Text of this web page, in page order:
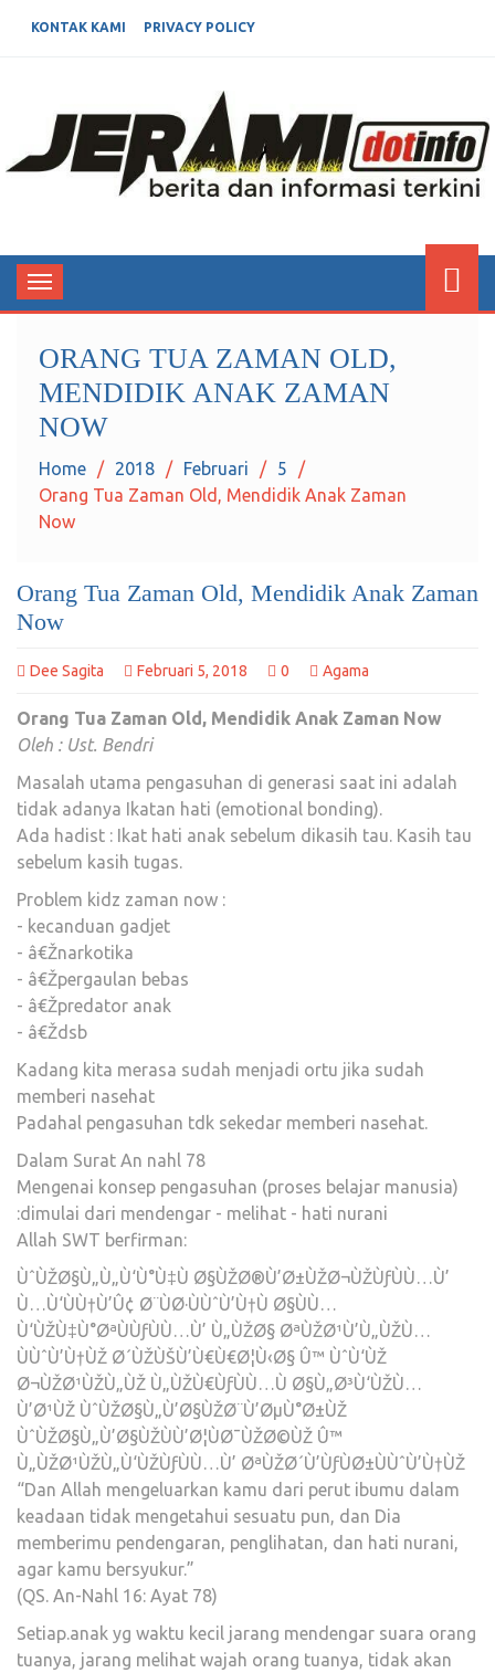
KONTAK KAMI PRIVACY POLICY
JERAMIDOTINFO
Toggle
navigation
ORANG TUA ZAMAN OLD,
MENDIDIK ANAK ZAMAN
NOW
Home 2018 Februari
5
Orang Tua Zaman Old, Mendidik Anak Zaman
Now
Orang Tua Zaman Old, Mendidik Anak Zaman
Now
Dee Sagita Februari 5, 2018 0 Agama
Orang Tua Zaman Old, Mendidik Anak Zaman Now
Oleh : Ust. Bendri
Masalah utama pengasuhan di generasi saat ini adalah
tidak adanya Ikatan hati (emotional bonding).
Ada hadist : Ikat hati anak sebelum dikasih tau. Kasih tau
sebelum kasih tugas.
Problem kidz zaman now :
- kecanduan gadjet
- â€Žnarkotika
- â€Žpergaulan bebas
- â€Žpredator anak
- â€Ždsb
Kadang kita merasa sudah menjadi ortu jika sudah
memberi nasehat
Padahal pengasuhan tdk sekedar memberi nasehat.
Dalam Surat An nahl 78
Mengenai konsep pengasuhan (proses belajar manusia)
:dimulai dari mendengar - melihat - hati nurani
Allah SWT berfirman:
ÙˆÙŽØ§Ù„Ù„Ù‘Ù°Ù‡Ù Ø§ÙŽØ®Ù’Ø±ÙŽØ¬ÙŽÙƒÙÙ…Ù’
Ù…Ù‘ÙÙ†Ù’Û¢ Ø¨ÙØ·ÙÙˆÙ’Ù†Ù Ø§ÙÙ…
Ù‘ÙŽÙ‡Ù°ØªÙÙƒÙÙ…Ù’ Ù„ÙŽØ§ ØªÙŽØ¹Ù’Ù„ÙŽÙ…
ÙÙˆÙ’Ù†ÙŽ Ø´ÙŽÙŠÙ’Ù€Ù€Ø¦Ù‹Ø§ Û™ ÙˆÙ‘ÙŽ
Ø¬ÙŽØ¹ÙŽÙ„ÙŽ Ù„ÙŽÙ€ÙƒÙÙ…Ù Ø§Ù„Ø³Ù‘ÙŽÙ…
Ù’Ø¹ÙŽ ÙˆÙŽØ§Ù„Ù’Ø§ÙŽØ¨Ù’ØµÙ°Ø±ÙŽ
ÙˆÙŽØ§Ù„Ù’Ø§ÙŽÙÙ’Ø¦ÙØ¯ÙŽØ©ÙŽ Û™
Ù„ÙŽØ¹ÙŽÙ„Ù‘ÙŽÙƒÙÙ…Ù’ ØªÙŽØ´Ù’ÙƒÙØ±ÙÙˆÙ’Ù†ÙŽ
“Dan Allah mengeluarkan kamu dari perut ibumu dalam
keadaan tidak mengetahui sesuatu pun, dan Dia
memberimu pendengaran, penglihatan, dan hati nurani,
agar kamu bersyukur.”
(QS. An-Nahl 16: Ayat 78)
Setiap.anak yg waktu kecil jarang mendengar suara orang
tuanya, jarang melihat wajah orang tuanya, tidak akan